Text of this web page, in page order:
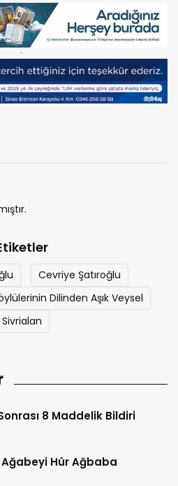
Cevriye Şatıroğlu
Dilinden Aşık Veysel
Sivrialan
8 Maddelik Bildiri
Ağabeyi Hür Ağbaba